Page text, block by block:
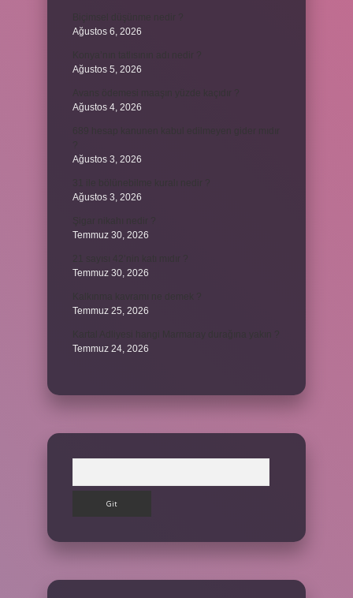
Ağustos 6, 2026
Ağustos 5, 2026
Ağustos 4, 2026
Ağustos 3, 2026
Ağustos 3, 2026
Temmuz 30, 2026
Temmuz 30, 2026
Temmuz 25, 2026
Temmuz 24, 2026